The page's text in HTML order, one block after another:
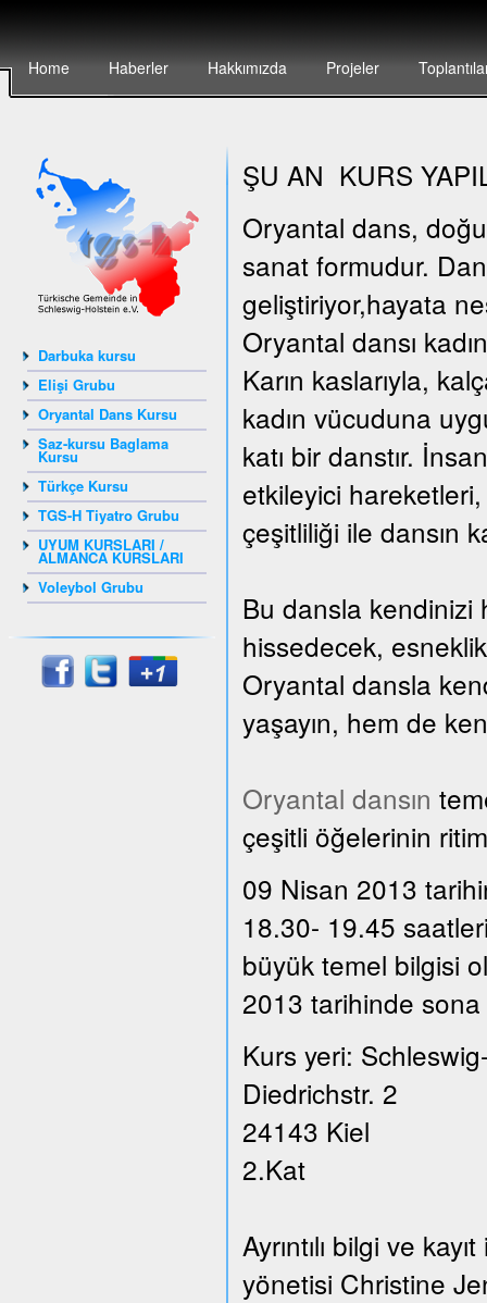
Home Haberler Hakkımızda Projeler
Darbuka kursu
Elişi Grubu
Oryantal Dans Kursu
Saz-kursu Baglama
Kursu
Türkçe Kursu
TGS-H Tiyatro Grubu
UYUM KURSLARI /
ALMANCA KURSLARI
Voleybol Grubu
ŞU AN KURS
Oryantal dans,
sanat formudur.
geliştiriyor,hayata
Oryantal dansı
Karın kaslarıyla,
kadın vücuduna
katı bir danstır.
etkileyici
çeşitliliği ile dansın
Bu dansla kendinizi
hissedecek,
Oryantal dansla
yaşayın, hem de
Oryantal dansın
çeşitli öğelerinin
09 Nisan 2013
18.30- 19.45
büyük temel bilgisi
2013 tarihinde
Kurs yeri:
Diedrichstr. 2
24143 Kiel
2.Kat
Ayrıntılı bilgi ve
yönetisi Christine